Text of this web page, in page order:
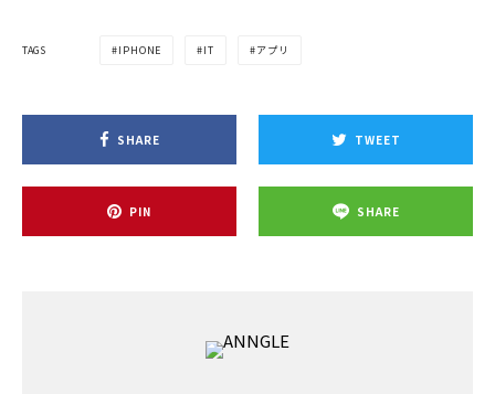
TAGS IPHONE IT アプリ
SHARE TWEET
PIN SHARE